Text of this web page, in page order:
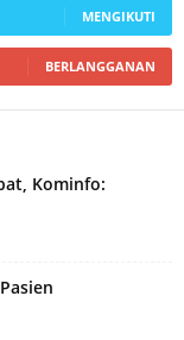
MENGIKUTI
BERLANGGANAN
Kominfo: